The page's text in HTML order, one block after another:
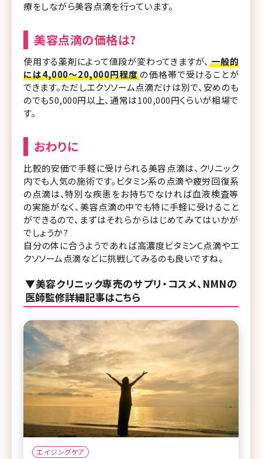
療をしながら美容点滴を行っています。
美容点滴の価格は?
使用する薬剤によって値段が変わってきますが、 一般的
には4,000〜20,000円程度の価格帯で受けることが
できます。ただしエクソソーム点滴だけは別で、安めのも
のでも50,000円以上、通常は100,000円くらいが相場で
す。
おわりに
比較的安価で手軽に受けられる美容点滴は、クリニック
内でも人気の施術です。ビタミン系の点滴や疲労回復系
の点滴は、特別な疾患をお持ちでなければ血液検査等
の実施がなく、美容点滴の中でも特に手軽に受けること
ができるので、まずはそれらからはじめてみてはいかが
でしょうか?
自分の体に合うようであれば高濃度ビタミンC点滴やエ
クソソーム点滴などに挑戦してみるのも良いですね。
▼美容クリニック専売のサプリ・コスメ、NMNの
医師監修詳細記事はこちら
エイジングケア